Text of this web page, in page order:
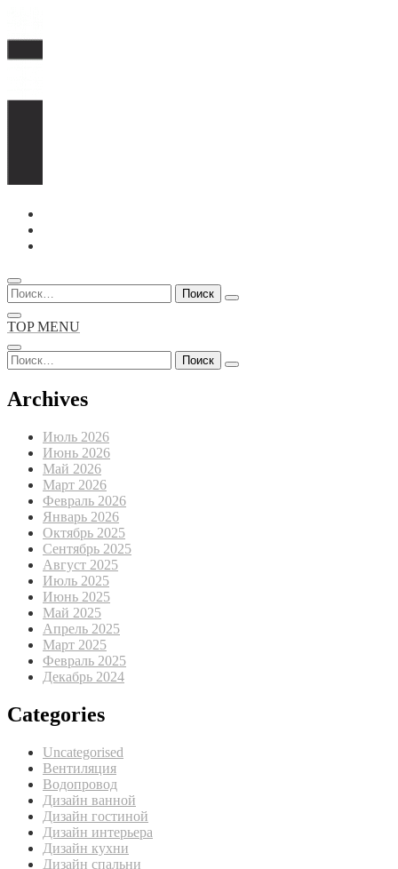
Перейти
содержимому
Найти:
TOP MENU
Найти:
Archives
Июль 2026
Июнь 2026
Май 2026
Март 2026
Февраль 2026
Январь 2026
Октябрь 2025
Сентябрь 2025
Август 2025
Июль 2025
Июнь 2025
Май 2025
Апрель 2025
Март 2025
Февраль 2025
Декабрь 2024
Categories
Uncategorised
Вентиляция
Водопровод
Дизайн ванной
Дизайн гостиной
Дизайн интерьера
Дизайн кухни
Дизайн спальни